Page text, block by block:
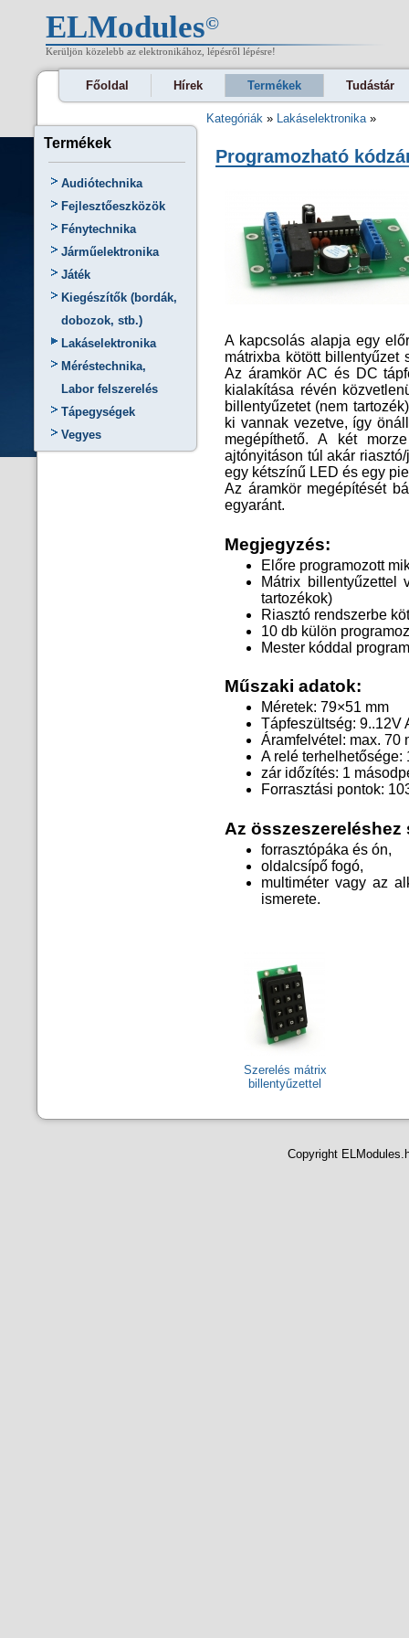
ELModules©
Kerüljön közelebb az elektronikához, lépésről lépésre!
Főoldal Hírek Termékek Tudástár
Termékek
Audiótechnika
Fejlesztőeszközök
Fénytechnika
Járműelektronika
Játék
Kiegészítők (bordák,
dobozok, stb.)
Lakáselektronika
Méréstechnika,
Labor felszerelés
Tápegységek
Vegyes
Kategóriák » Lakáselektronika»
Programozható
A kapcsolás alapja egy
mátrixba kötött billentyűzet
Az áramkör AC és DC
kialakítása révén
billentyűzetet (nem
ki vannak vezetve, így
megépíthető. A két
ajtónyitáson túl akár
egy kétszínű LED és egy
Az áramkör megépítését
egyaránt.
Megjegyzés:
Előre programozott
Mátrix billentyűzettel
tartozékok)
Riasztó rendszerbe
10 db külön
Mester kóddal
Műszaki adatok:
Méretek: 79×51 mm
Tápfeszültség: 9..12V
Áramfelvétel: max. 70
A relé terhelhetősége:
zár időzítés: 1
Forrasztási pontok:
Az összeszereléshez
forrasztópáka és ón,
oldalcsípő fogó,
multiméter vagy az
ismerete.
Szerelés mátrix
billentyűzettel
Copyright